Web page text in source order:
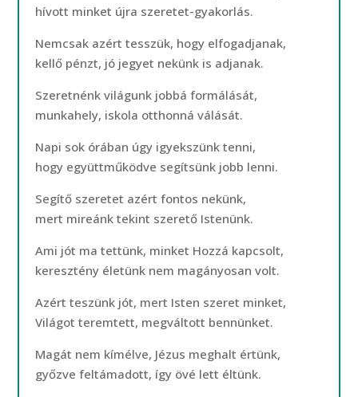
hívott minket újra szeretet-gyakorlás.
Nemcsak azért tesszük, hogy elfogadjanak,
kellő pénzt, jó jegyet nekünk is adjanak.
Szeretnénk világunk jobbá formálását,
munkahely, iskola otthonná válását.
Napi sok órában úgy igyekszünk tenni,
hogy együttműködve segítsünk jobb lenni.
Segítő szeretet azért fontos nekünk,
mert mireánk tekint szerető Istenünk.
Ami jót ma tettünk, minket Hozzá kapcsolt,
keresztény életünk nem magányosan volt.
Azért teszünk jót, mert Isten szeret minket,
Világot teremtett, megváltott bennünket.
Magát nem kímélve, Jézus meghalt értünk,
győzve feltámadott, így övé lett éltünk.